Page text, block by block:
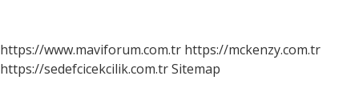
https://www.maviforum.com.tr https://mckenzy.com.tr
https://sedefcicekcilik.com.trSitemap